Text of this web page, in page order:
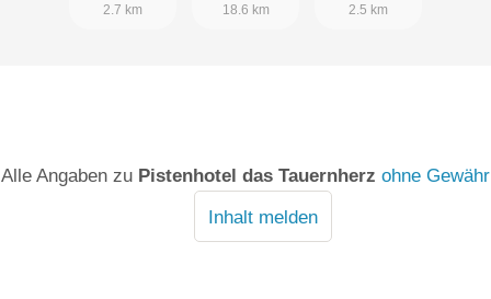
2.7 km
18.6 km
2.5 km
Alle Angaben zu Pistenhotel das Tauernherz ohne Gewähr
Inhalt melden